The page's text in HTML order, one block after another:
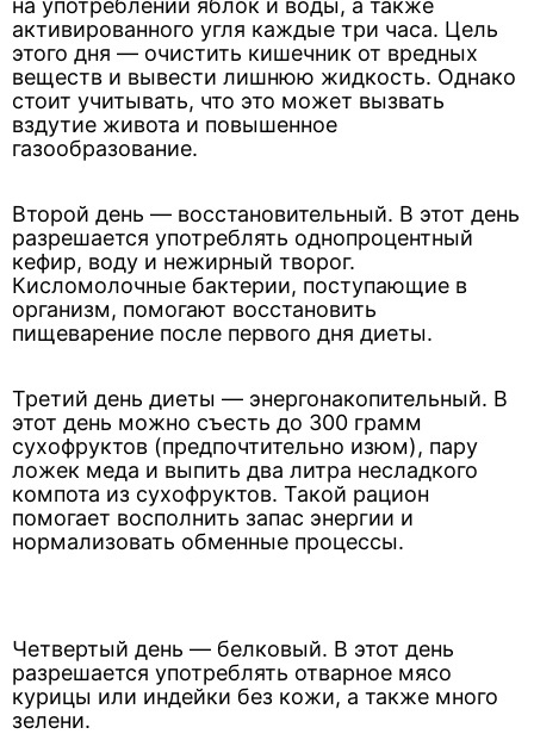
на употреблении яблок и воды, а также
активированного угля каждые три часа. Цель
этого дня — очистить кишечник от вредных
веществ и вывести лишнюю жидкость. Однако
стоит учитывать, что это может вызвать
вздутие живота и повышенное
газообразование.
Второй день — восстановительный. В этот день
разрешается употреблять однопроцентный
кефир, воду и нежирный творог.
Кисломолочные бактерии, поступающие в
организм, помогают восстановить
пищеварение после первого дня диеты.
Третий день диеты — энергонакопительный. В
этот день можно съесть до 300 грамм
сухофруктов (предпочтительно изюм), пару
ложек меда и выпить два литра несладкого
компота из сухофруктов. Такой рацион
помогает восполнить запас энергии и
нормализовать обменные процессы.
Четвертый день — белковый. В этот день
разрешается употреблять отварное мясо
курицы или индейки без кожи, а также много
зелени.